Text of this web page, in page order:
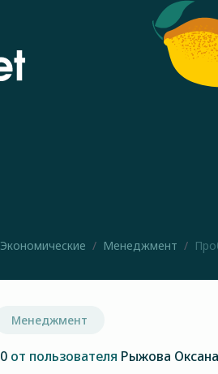
Экономические Менеджмент
Менеджмент
от пользователя Рыжова Оксана